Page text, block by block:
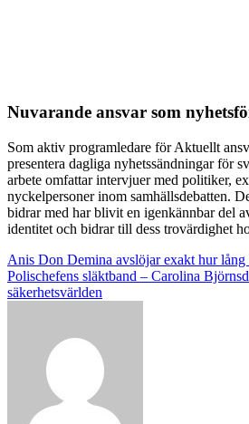
Nuvarande ansvar som
Som aktiv programledare för Aktuellt
presentera dagliga nyhetssändningar för
arbete omfattar intervjuer med politiker,
nyckelpersoner inom samhällsdebatten.
bidrar med har blivit en igenkännbar del
identitet och bidrar till dess trovärdighet
Post
navigation
Anis Don Demina avslöjar exakt hur lång
Polischefens släktband – Carolina
säkerhetsvärlden